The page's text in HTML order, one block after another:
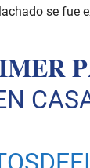
se fue